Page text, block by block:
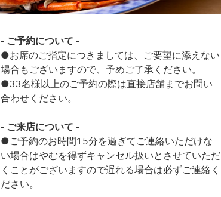
- ご予約について -
●お席のご指定につきましては、ご要望に添えない
場合もございますので、予めご了承ください。
●33名様以上のご予約の際は直接店舗までお問い
合わせください。
- ご来店について -
●ご予約のお時間15分を過ぎてご連絡いただけな
い場合はやむを得ずキャンセル扱いとさせていただ
くことがございますので遅れる場合は必ずご連絡く
ださい。